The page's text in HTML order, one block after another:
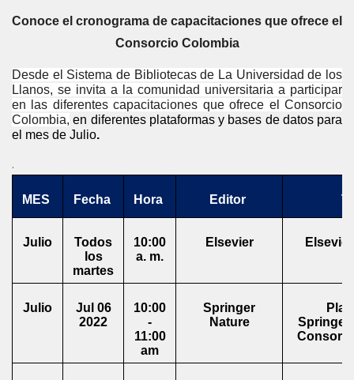
Conoce el cronograma de capacitaciones que ofrece el
Consorcio Colombia
Desde el Sistema de Bibliotecas de La Universidad de los
Llanos, se invita a la comunidad universitaria a participar
en las diferentes capacitaciones que ofrece el Consorcio
Colombia, en diferentes plataformas y bases de datos para
el mes de Julio.
.
MES Fecha Hora Editor
Julio
Todos
los
martes
10:00
a. m.
Elsevier
Julio
Jul 06
2022
10:00
-
11:00
am
Springer
Nature